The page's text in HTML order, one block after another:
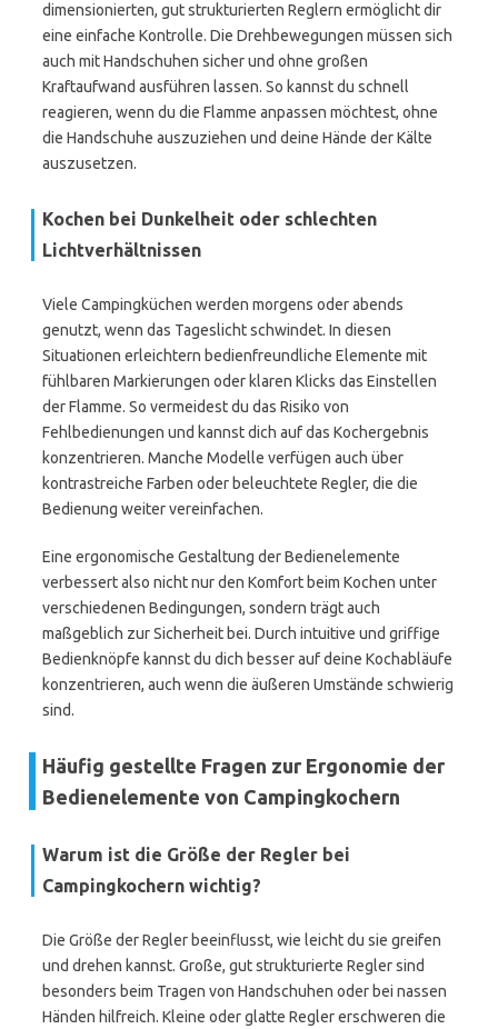
dimensionierten, gut strukturierten Reglern ermöglicht dir
eine einfache Kontrolle. Die Drehbewegungen müssen sich
auch mit Handschuhen sicher und ohne großen
Kraftaufwand ausführen lassen. So kannst du schnell
reagieren, wenn du die Flamme anpassen möchtest, ohne
die Handschuhe auszuziehen und deine Hände der Kälte
auszusetzen.
Kochen bei Dunkelheit oder schlechten
Lichtverhältnissen
Viele Campingküchen werden morgens oder abends
genutzt, wenn das Tageslicht schwindet. In diesen
Situationen erleichtern bedienfreundliche Elemente mit
fühlbaren Markierungen oder klaren Klicks das Einstellen
der Flamme. So vermeidest du das Risiko von
Fehlbedienungen und kannst dich auf das Kochergebnis
konzentrieren. Manche Modelle verfügen auch über
kontrastreiche Farben oder beleuchtete Regler, die die
Bedienung weiter vereinfachen.
Eine ergonomische Gestaltung der Bedienelemente
verbessert also nicht nur den Komfort beim Kochen unter
verschiedenen Bedingungen, sondern trägt auch
maßgeblich zur Sicherheit bei. Durch intuitive und griffige
Bedienknöpfe kannst du dich besser auf deine Kochabläufe
konzentrieren, auch wenn die äußeren Umstände schwierig
sind.
Häufig gestellte Fragen zur Ergonomie der
Bedienelemente von Campingkochern
Warum ist die Größe der Regler bei
Campingkochern wichtig?
Die Größe der Regler beeinflusst, wie leicht du sie greifen
und drehen kannst. Große, gut strukturierte Regler sind
besonders beim Tragen von Handschuhen oder bei nassen
Händen hilfreich. Kleine oder glatte Regler erschweren die